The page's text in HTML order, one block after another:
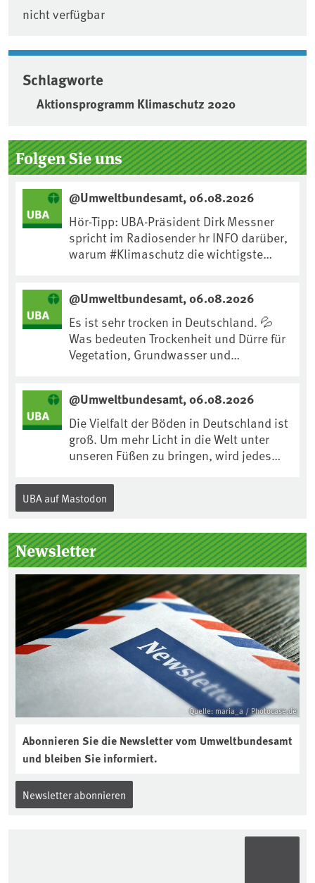
nicht verfügbar
Schlagworte
Aktionsprogramm Klimaschutz 2020
Seitenleiste
Folgen Sie uns
@Umweltbundesamt, 06.08.2026
Hör-Tipp: UBA-Präsident Dirk Messner
spricht im Radiosender hr INFO darüber,
warum #Klimaschutz die wichtigste
https://www.ardsounds.de/episode/urn
:ard:episode:0e7cf1c4b819c26d/
@Umweltbundesamt, 06.08.2026
Es ist sehr trocken in Deutschland. 💦
Was bedeuten Trockenheit und Dürre für
Vegetation, Grundwasser und
anpassen?🤔Antworten auf diese und
weitere Fragen auf unserer Webseite:
www.uba.de/trockenheit #Trockenheit
#Klimawandel
@Umweltbundesamt, 06.08.2026
Die Vielfalt der Böden in Deutschland ist
groß. Um mehr Licht in die Welt unter
unseren Füßen zu bringen, wird jedes
Internationalen Tag des Bodens, der
„Boden des Jahres“ vorgestellt. Das UBA
Kuratorium, wie wird der Boden des
Jahres ausgewählt und was passiert
eigentlich während eines solchen
Bodenjahres? Infos dazu gibt es im
aktuellen Podcast „Soilcast“. Jetzt
reinhören:
https://soilcast.de/interview/sc202-
interview-die-kuer-der-krume/
UBA auf Mastodon
Newsletter
Quelle: maria_a / Photocase.de
Abonnieren Sie die Newsletter vom Umweltbundesamt
und bleiben Sie informiert.
Newsletter abonnieren